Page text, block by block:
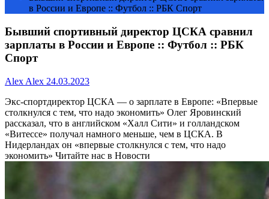
в России и Европе :: Футбол :: РБК Спорт
Бывший спортивный директор ЦСКА сравнил
зарплаты в России и Европе :: Футбол :: РБК
Спорт
Alex Alex 24.03.2023
Экс-спортдиректор ЦСКА — о зарплате в Европе: «Впервые
столкнулся с тем, что надо экономить» Олег Яровинский
рассказал, что в английском «Халл Сити» и голландском
«Витессе» получал намного меньше, чем в ЦСКА. В
Нидерландах он «впервые столкнулся с тем, что надо
экономить» Читайте нас в Новости